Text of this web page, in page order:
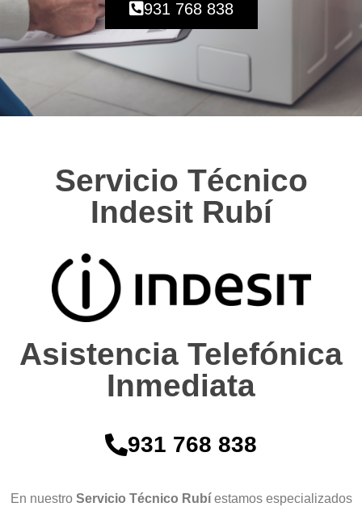
931 768 838
Servicio Técnico
Indesit Rubí
Asistencia Telefónica
Inmediata
931 768 838
En nuestro Servicio Técnico Rubí estamos especializados